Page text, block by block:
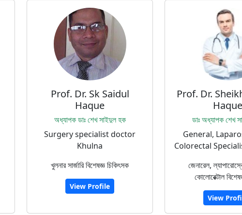
Prof. Dr. Sk Saidul
Haque
অধ্যাপক ডাঃ শেখ সাইদুল হক
Surgery specialist doctor
Khulna
খুলনার সার্জারি বিশেষজ্ঞ চিকিৎসক
View Profile
Prof. Dr.
Haque
ডাঃ অধ্যাপক শেখ
General,
Colorectal
জেনারেল,
কোলোরেক্টাল
View